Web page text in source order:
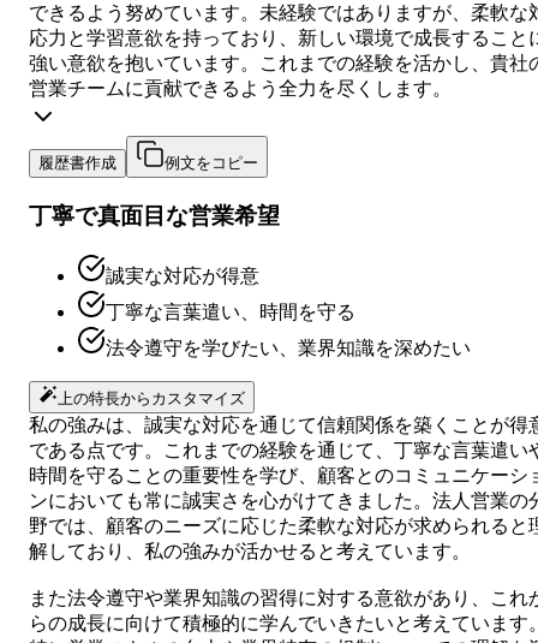
できるよう努めています。未経験ではありますが、柔軟な
応力と学習意欲を持っており、新しい環境で成長すること
強い意欲を抱いています。これまでの経験を活かし、貴社
営業チームに貢献できるよう全力を尽くします。
履歴書作成 例文をコピー
丁寧で真面目な営業希望
誠実な対応が得意
丁寧な言葉遣い、時間を守る
法令遵守を学びたい、業界知識を深めたい
上の特長からカスタマイズ
私の強みは、誠実な対応を通じて信頼関係を築くことが得
である点です。これまでの経験を通じて、丁寧な言葉遣い
時間を守ることの重要性を学び、顧客とのコミュニケーシ
ンにおいても常に誠実さを心がけてきました。法人営業の
野では、顧客のニーズに応じた柔軟な対応が求められると
解しており、私の強みが活かせると考えています。
また法令遵守や業界知識の習得に対する意欲があり、これ
らの成長に向けて積極的に学んでいきたいと考えています